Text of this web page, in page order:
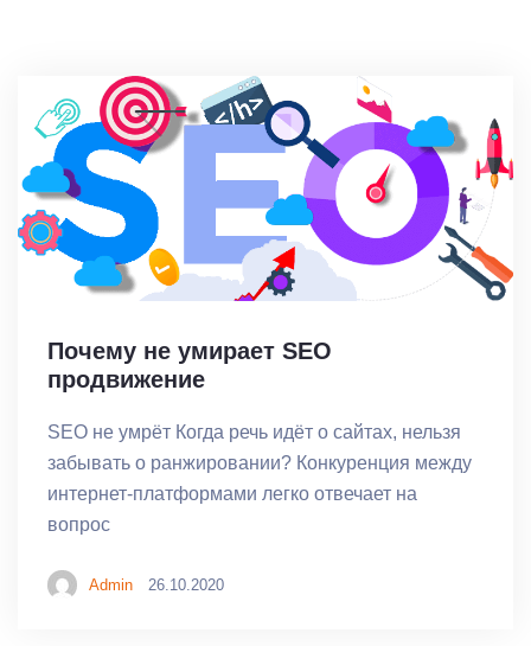
Почему не умирает SEO
продвижение
SEO не умрёт Когда речь идёт о сайтах, нельзя
забывать о ранжировании? Конкуренция между
интернет-платформами легко отвечает на
вопрос
Admin 26.10.2020